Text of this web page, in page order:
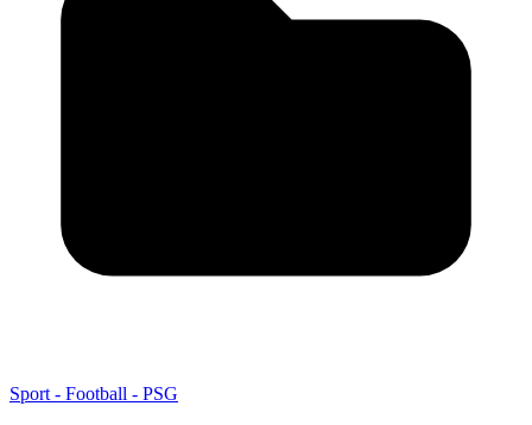
Sport - Football - PSG